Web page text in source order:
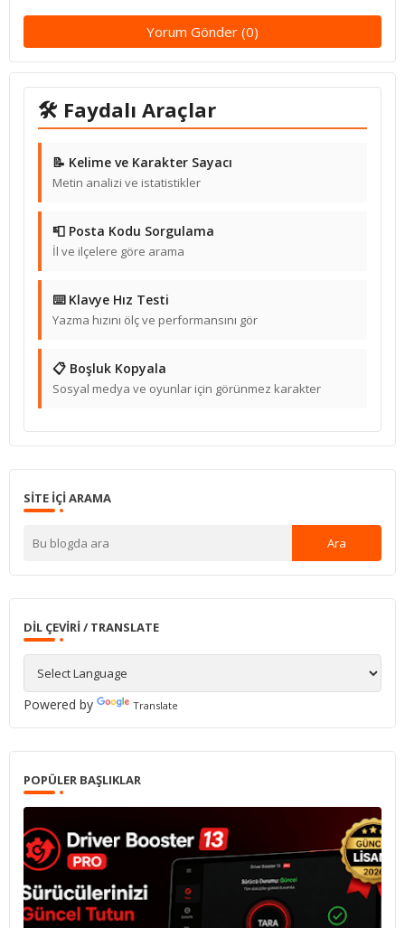
Yorum Gönder (0)
🛠 Faydalı Araçlar
📝 Kelime ve Karakter Sayacı
Metin analizi ve istatistikler
📮 Posta Kodu Sorgulama
İl ve ilçelere göre arama
⌨️ Klavye Hız Testi
Yazma hızını ölç ve performansını gör
📋 Boşluk Kopyala
Sosyal medya ve oyunlar için görünmez karakter
SITE IÇI ARAMA
DIL ÇEVIRI / TRANSLATE
Powered by Translate
POPÜLER BAŞLIKLAR